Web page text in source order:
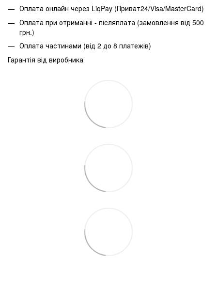
Оплата онлайн через LiqPay (Приват24/Visa/MasterCard)
Оплата при отриманні - післяплата (замовлення від 500
грн.)
Оплата частинами (від 2 до 8 платежів)
Гарантія від виробника